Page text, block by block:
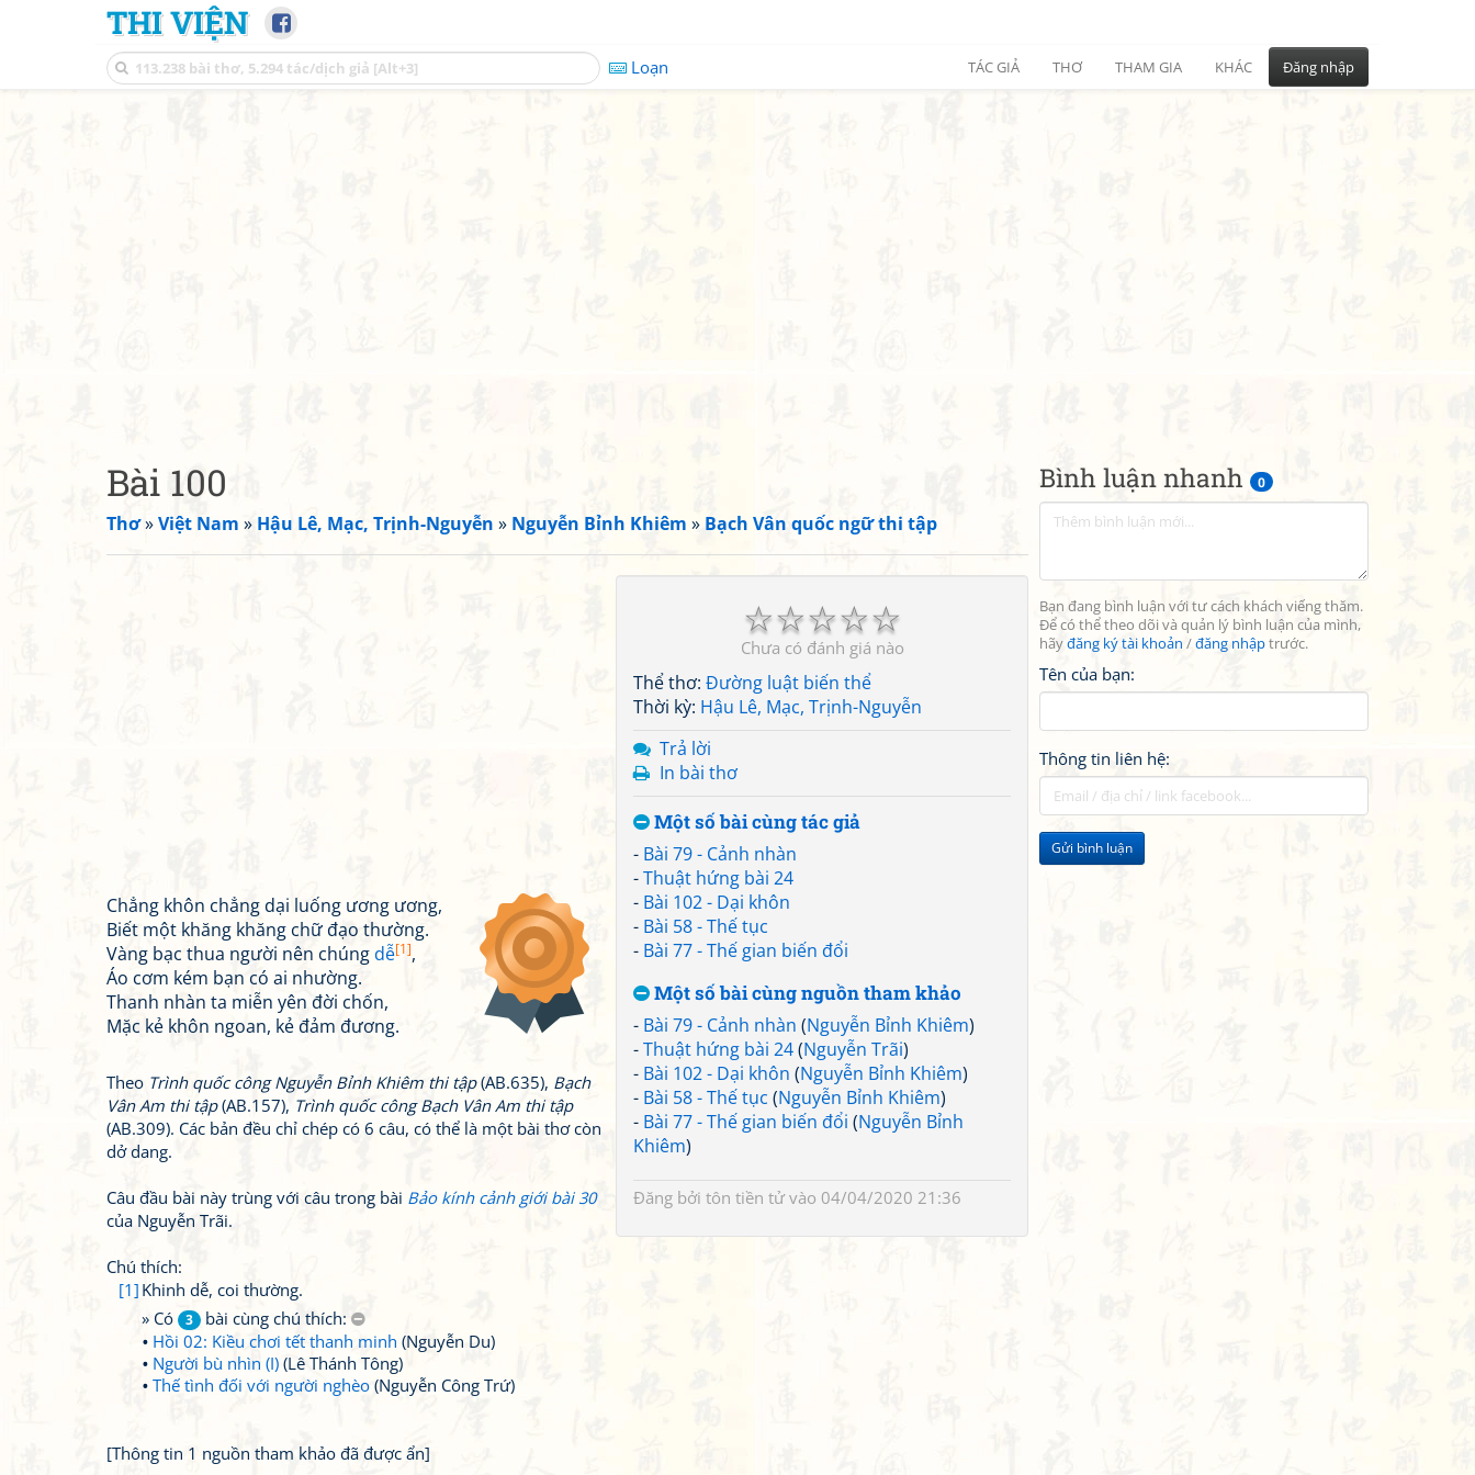
THI VIỆN
Loạn TÁC GIẢ THƠ THAM GIA KHÁC Đăng nhập
Bình luận nhanh 0
Bạn đang bình luận với tư cách khách viếng thăm.
Để có thể theo dõi và quản lý bình luận của mình,
hãyđăng ký tài khoản /đăng nhậptrước.
Tên của bạn:
Thông tin liên hệ:
Gửi bình luận
Bài 100
Thơ»Việt Nam » Hậu Lê, Mạc, Trịnh-Nguyễn » Nguyễn Bỉnh Khiêm » Bạch Vân quốc ngữ thi tập
☆
☆
☆
☆
☆
Chưa có đánh giá nào
Thể thơ: Đường luật biến thể
Thời kỳ: Hậu Lê, Mạc, Trịnh-Nguyễn
Trả lời
In bài thơ
Một số bài cùng tác giả
- Bài 79 - Cảnh nhàn
-Thuật hứng bài 24
- Bài 102 - Dại khôn
- Bài 58 - Thế tục
- Bài 77 - Thế gian biến đổi
Một số bài cùng nguồn tham khảo
- Bài 79 - Cảnh nhàn (Nguyễn Bỉnh Khiêm)
-Thuật hứng bài 24(Nguyễn Trãi)
- Bài 102 - Dại khôn (Nguyễn Bỉnh Khiêm)
- Bài 58 - Thế tục (Nguyễn Bỉnh Khiêm)
- Bài 77 - Thế gian biến đổi (Nguyễn Bỉnh
Khiêm)
Đăng bởi tôn tiền tửvào 04/04/2020 21:36
Chẳng khôn chẳng dại luống ương ương,
Biết một khăng khăng chữ đạo thường.
Vàng bạc thua người nên chúngdễ[1],
Áo cơm kém bạn có ai nhường.
Thanh nhàn ta miễn yên đời chốn,
Mặc kẻ khôn ngoan, kẻ đảm đương.
Theo Trình quốc công Nguyễn Bỉnh Khiêm thi tập(AB.635), Bạch
Vân Am thi tập(AB.157), Trình quốc công Bạch Vân Am thi tập
(AB.309). Các bản đều chỉ chép có 6 câu, có thể là một bài thơ còn
dở dang.
Câu đầu bài này trùng với câu trong bài Bảo kính cảnh giới bài 30
của Nguyễn Trãi.
Chú thích:
[1] Khinh dễ, coi thường.
» Có
3
bài cùng chú thích:
Hồi 02: Kiều chơi tết thanh minh (Nguyễn Du)
Người bù nhìn (I) (Lê Thánh Tông)
Thế tình đối với người nghèo (Nguyễn Công Trứ)
[Thông tin 1 nguồn tham khảo đã được ẩn]